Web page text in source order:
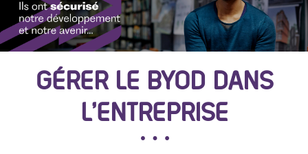
GÉRER LE BYOD DANS
L’ENTREPRISE